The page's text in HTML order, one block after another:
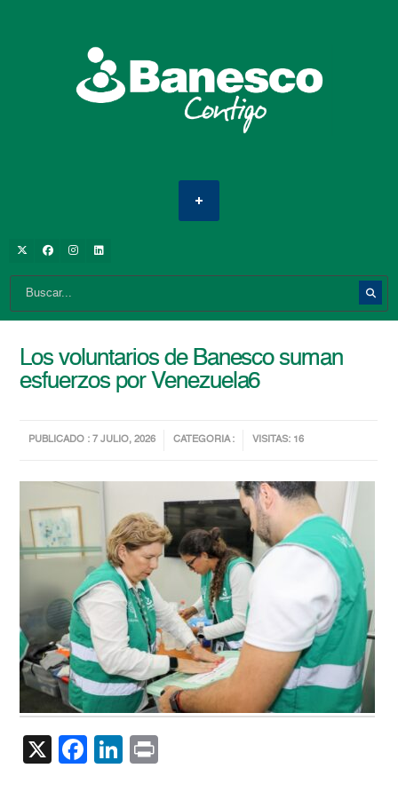
Los voluntarios de Banesco suman
esfuerzos por Venezuela6
PUBLICADO : 7 JULIO, 2026 CATEGORIA : VISITAS: 16
X Facebook
LinkedIn